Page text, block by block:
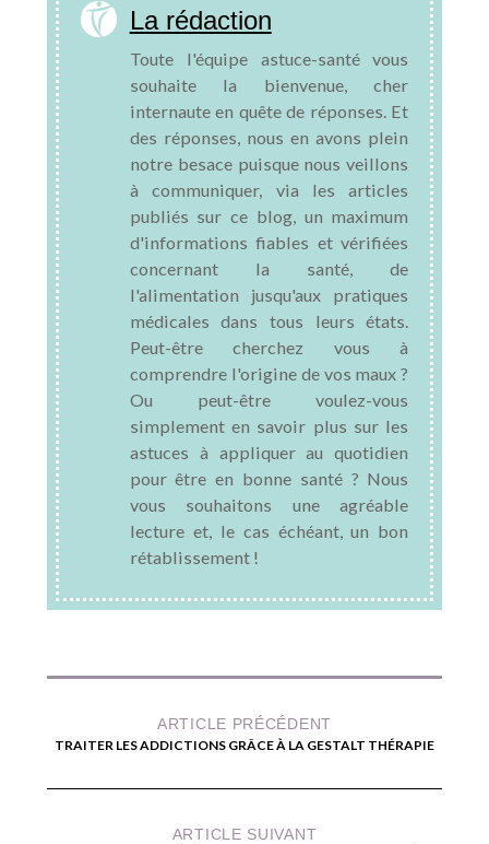
La rédaction
Toute l'équipe astuce-santé vous
souhaite la bienvenue, cher
internaute en quête de réponses. Et
des réponses, nous en avons plein
notre besace puisque nous veillons
à communiquer, via les articles
publiés sur ce blog, un maximum
d'informations fiables et vérifiées
concernant la santé, de
l'alimentation jusqu'aux pratiques
médicales dans tous leurs états.
Peut-être cherchez vous à
comprendre l'origine de vos maux ?
Ou peut-être voulez-vous
simplement en savoir plus sur les
astuces à appliquer au quotidien
pour être en bonne santé ? Nous
vous souhaitons une agréable
lecture et, le cas échéant, un bon
rétablissement !
ARTICLE PRÉCÉDENT
TRAITER LES ADDICTIONS GRÂCE À LA GESTALT THÉRAPIE
ARTICLE SUIVANT